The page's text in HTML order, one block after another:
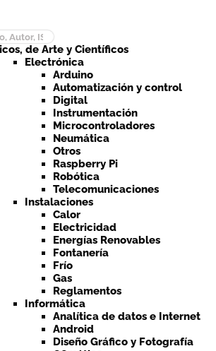
de Arte y Científicos
Electrónica
Arduino
Automatización y control
Digital
Instrumentación
Microcontroladores
Neumática
Otros
Raspberry Pi
Robótica
Telecomunicaciones
Instalaciones
Calor
Electricidad
Energías Renovables
Fontanería
Frío
Gas
Reglamentos
Informática
Analítica de datos e Internet
Android
Diseño Gráfico y Fotografía